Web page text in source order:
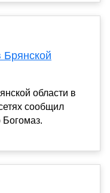
Брянской
области в
сообщил
Богомаз.